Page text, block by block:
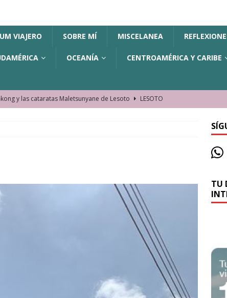
VIAJERO SOBRE MÍ MISCELANEA
OCEANÍA CENTROAMÉRICA Y CARIBE
y las cataratas Maletsunyane de Lesoto
LESOTO
La historia de la misteriosa avioneta de la playa
JAMAICA
moverse en Seychelles de manera sostenible
GUINEA ECUATORIAL
TU